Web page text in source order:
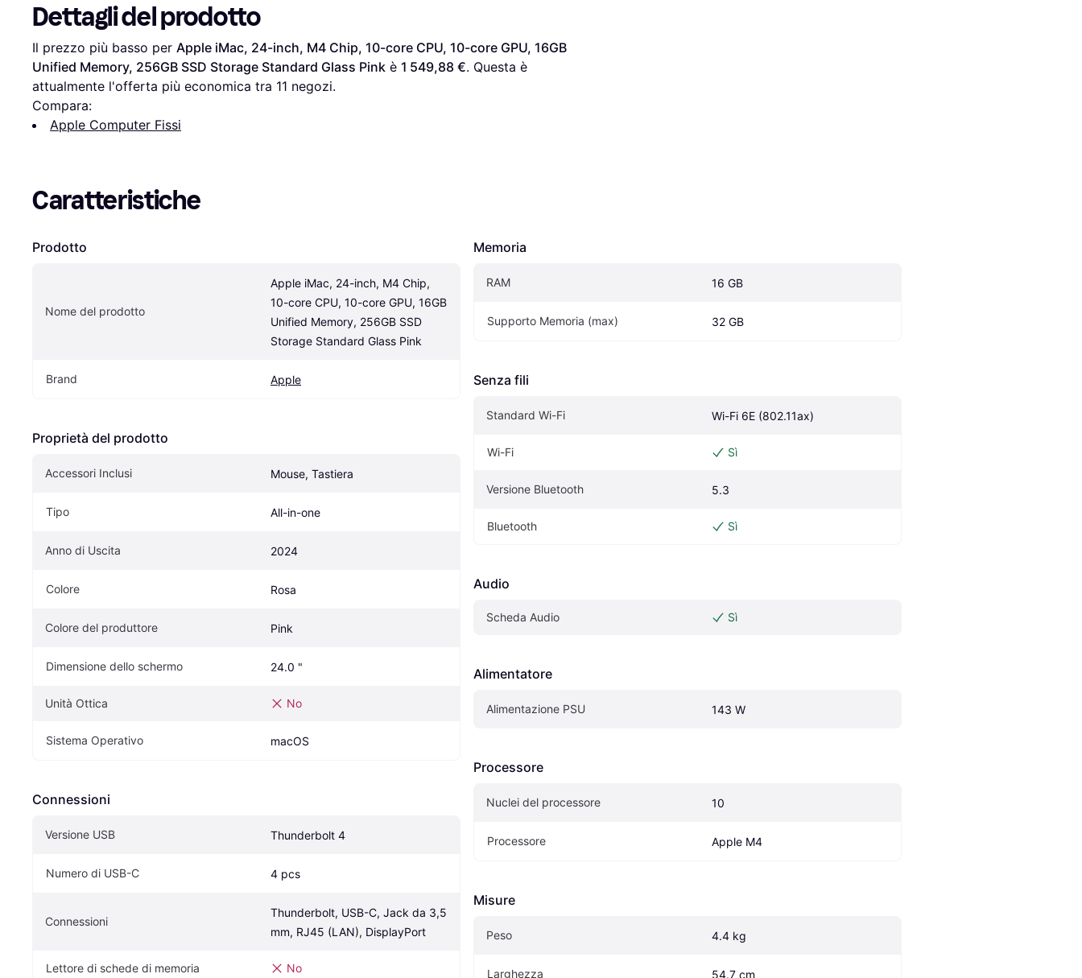
Dettagli del prodotto
Il prezzo più basso per Apple iMac, 24-inch, M4 Chip, 10-core CPU, 10-core GPU, 16GB
Unified Memory, 256GB SSD Storage Standard Glass Pink è 1 549,88 €. Questa è
attualmente l'offerta più economica tra 11 negozi.
Compara:
Apple Computer Fissi
Caratteristiche
Prodotto
Nome del prodotto
Apple iMac, 24-inch, M4 Chip,
10-core CPU, 10-core GPU, 16GB
Unified Memory, 256GB SSD
Storage Standard Glass Pink
Brand Apple
Proprietà del prodotto
Accessori Inclusi Mouse, Tastiera
Tipo All-in-one
Anno di Uscita 2024
Colore Rosa
Colore del produttore Pink
Dimensione dello schermo 24.0 "
Unità Ottica No
Sistema Operativo macOS
Connessioni
Versione USB Thunderbolt 4
Numero di USB-C 4 pcs
Connessioni
Thunderbolt, USB-C, Jack da 3,5
mm, RJ45 (LAN), DisplayPort
Lettore di schede di memoria No
Memoria
RAM 16 GB
Supporto Memoria (max) 32 GB
Senza fili
Standard Wi-Fi Wi-Fi 6E (802.11ax)
Wi-Fi Sì
Versione Bluetooth 5.3
Bluetooth Sì
Audio
Scheda Audio Sì
Alimentatore
Alimentazione PSU 143 W
Processore
Nuclei del processore 10
Processore Apple M4
Misure
Peso 4.4 kg
Larghezza 54.7 cm